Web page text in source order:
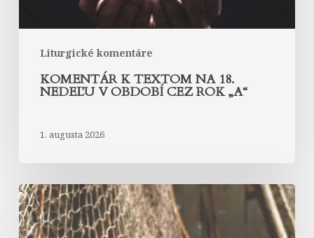
Liturgické komentáre
„A“
KOMENTÁR K TEXTOM NA 18.
NEDEĽU V OBDOBÍ CEZ ROK „A“
1. augusta 2026
Komentár
k
textom